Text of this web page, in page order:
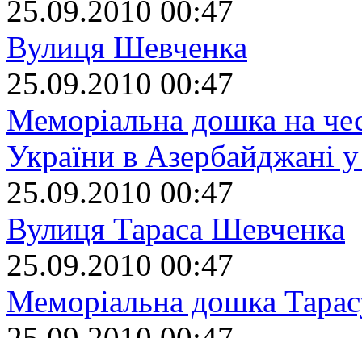
25.09.2010 00:47
Вулиця Шевченка
25.09.2010 00:47
Меморіальна дошка на
України в Азербайджані
25.09.2010 00:47
Вулиця Тараса Шевченка
25.09.2010 00:47
Меморіальна дошка